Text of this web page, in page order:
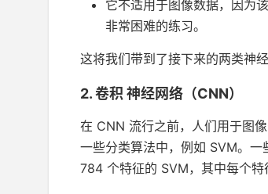
它不适用于图像数据，因为
非常困难的练习。
这将我们带到了接下来的两类神
2. 卷积 神经网络（CNN）
在 CNN 流行之前，人们用于图
一些分类算法中，例如 SVM。
784 个特征的 SVM，其中每个特